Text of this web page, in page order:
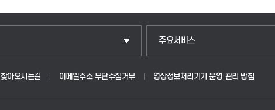
주요서비스
찾아오시는길 이메일주소 무단수집거부 영상정보처리기기 운영·관리 방침